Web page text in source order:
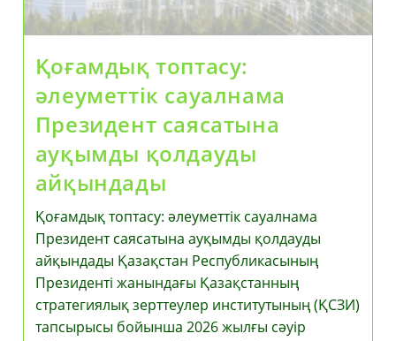
Қоғамдық топтасу:
әлеуметтік сауалнама
Президент саясатына
ауқымды қолдауды
айқындады
Қоғамдық топтасу: әлеуметтік сауалнама
Президент саясатына ауқымды қолдауды
айқындады Қазақстан Республикасының
Президенті жанындағы Қазақстанның
стратегиялық зерттеулер институтының (ҚСЗИ)
тапсырысы бойынша 2026 жылғы сәуір